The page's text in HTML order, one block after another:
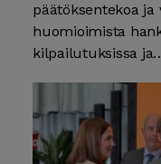
päätöksentekoa
huomioimista
kilpailutuksissa